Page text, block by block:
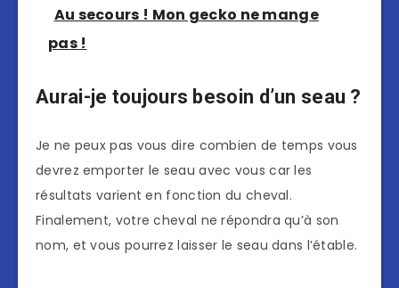
Au secours ! Mon gecko ne mange
pas !
Aurai-je toujours besoin d’un seau ?
Je ne peux pas vous dire combien de temps vous
devrez emporter le seau avec vous car les
résultats varient en fonction du cheval.
Finalement, votre cheval ne répondra qu’à son
nom, et vous pourrez laisser le seau dans l’étable.